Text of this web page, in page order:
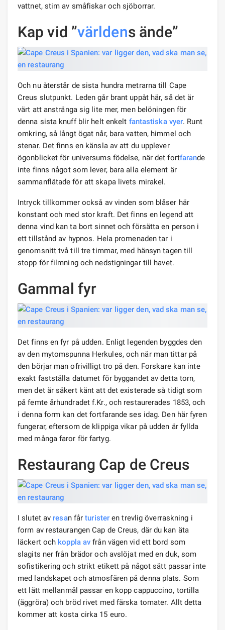
vattnet, stim av småfiskar och sjöborrar.
Kap vid ”världens ände”
Och nu återstår de sista hundra metrarna till Cape
Creus slutpunkt. Leden går brant uppåt här, så det är
värt att anstränga sig lite mer, men belöningen för
denna sista knuff blir helt enkelt fantastiska vyer. Runt
omkring, så långt ögat når, bara vatten, himmel och
stenar. Det finns en känsla av att du upplever
ögonblicket för universums födelse, när det fortfarande
inte finns något som lever, bara alla element är
sammanflätade för att skapa livets mirakel.
Intryck tillkommer också av vinden som blåser här
konstant och med stor kraft. Det finns en legend att
denna vind kan ta bort sinnet och försätta en person i
ett tillstånd av hypnos. Hela promenaden tar i
genomsnitt två till tre timmar, med hänsyn tagen till
stopp för filmning och nedstigningar till havet.
Gammal fyr
Det finns en fyr på udden. Enligt legenden byggdes den
av den mytomspunna Herkules, och när man tittar på
den börjar man ofrivilligt tro på den. Forskare kan inte
exakt fastställa datumet för byggandet av detta torn,
men det är säkert känt att det existerade så tidigt som
på femte århundradet f.Kr., och restaurerades 1853, och
i denna form kan det fortfarande ses idag. Den här fyren
fungerar, eftersom de klippiga vikar på udden är fyllda
med många faror för fartyg.
Restaurang Cap de Creus
I slutet av resan fårturister en trevlig överraskning i
form av restaurangen Cap de Creus, där du kan äta
läckert och koppla av från vägen vid ett bord som
slagits ner från brädor och avslöjat med en duk, som
sofistikering och strikt etikett på något sätt passar inte
med landskapet och atmosfären på denna plats. Som
ett lätt mellanmål passar en kopp cappuccino, tortilla
(äggröra) och bröd rivet med färska tomater. Allt detta
kommer att kosta cirka 15 euro.